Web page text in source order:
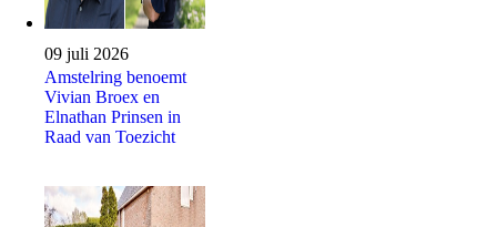
Amstelring benoemt
Vivian Broex en
Elnathan Prinsen in
Raad van Toezicht
Publicatiedatum:
09 juli 2026